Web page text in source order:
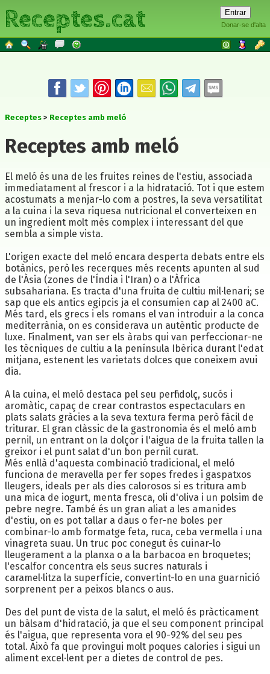
Donar-se d'alta
Receptes.cat
Receptes Receptes amb meló
Receptes amb meló
El meló és una de les fruites reines de l'estiu, associada
immediatament al frescor i a la hidratació. Tot i que estem
acostumats a menjar-lo com a postres, la seva versatilitat
a la cuina i la seva riquesa nutricional el converteixen en
un ingredient molt més complex i interessant del que
sembla a simple vista.
L'origen exacte del meló encara desperta debats entre els
botànics, però les recerques més recents apunten al sud
de l'Àsia (zones de l'Índia i l'Iran) o a l'Àfrica
subsahariana. Es tracta d'una fruita de cultiu mil·lenari; se
sap que els antics egipcis ja el consumien cap al 2400 aC.
Més tard, els grecs i els romans el van introduir a la conca
mediterrània, on es considerava un autèntic producte de
luxe. Finalment, van ser els àrabs qui van perfeccionar-ne
les tècniques de cultiu a la península Ibèrica durant l'edat
mitjana, estenent les varietats dolces que coneixem avui
dia.
A la cuina, el meló destaca pel seu perfil dolç, sucós i
aromàtic, capaç de crear contrastos espectaculars en
plats salats gràcies a la seva textura ferma però fàcil de
triturar. El gran clàssic de la gastronomia és el meló amb
pernil, un entrant on la dolçor i l'aigua de la fruita tallen la
greixor i el punt salat d'un bon pernil curat.
Més enllà d'aquesta combinació tradicional, el meló
funciona de meravella per fer sopes fredes i gaspatxos
lleugers, ideals per als dies calorosos si es tritura amb
una mica de iogurt, menta fresca, oli d'oliva i un polsim de
pebre negre. També és un gran aliat a les amanides
d'estiu, on es pot tallar a daus o fer-ne boles per
combinar-lo amb formatge feta, ruca, ceba vermella i una
vinagreta suau. Un truc poc conegut és cuinar-lo
lleugerament a la planxa o a la barbacoa en broquetes;
l'escalfor concentra els seus sucres naturals i
caramel·litza la superfície, convertint-lo en una guarnició
sorprenent per a peixos blancs o aus.
Des del punt de vista de la salut, el meló és pràcticament
un bàlsam d'hidratació, ja que el seu component principal
és l'aigua, que representa vora el 90-92% del seu pes
total. Això fa que provingui molt poques calories i sigui un
aliment excel·lent per a dietes de control de pes.